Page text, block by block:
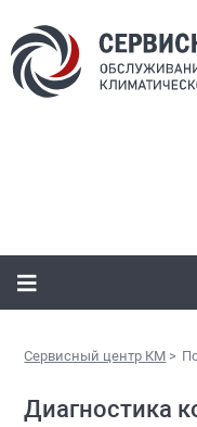
Сервисный центр КМ >
Диагностика